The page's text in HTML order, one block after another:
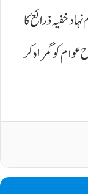
خفیہ ذرائع کا
کو گمراہ کر